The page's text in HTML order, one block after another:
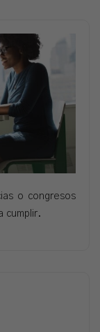
o congresos
cumplir.